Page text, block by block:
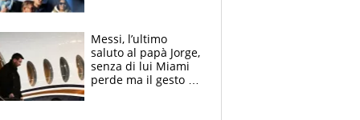
un caso
Messi, l’ultimo
saluto al papà Jorge,
senza di lui Miami
perde ma il gesto di